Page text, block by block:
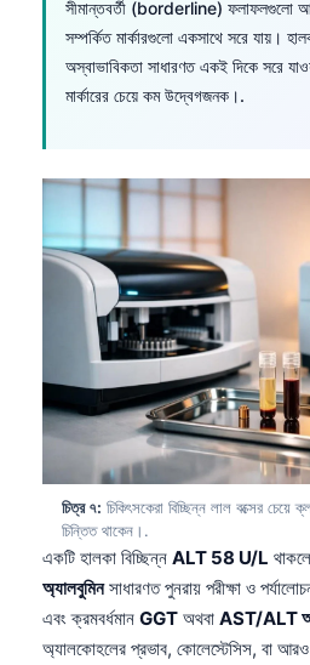
সীমান্তবর্তী (borderline) ফলাফলগুলো
সম্পর্কিত মার্কারগুলো একসাথে সরে যায়।
অস্বাভাবিকতা সাধারণত একই দিকে সরে
মার্কারের চেয়ে কম উদ্বেগজনক।.
চিত্র ৭: চিকিৎসকেরা বিচ্ছিন্ন লাল বক্সের চেয়ে
চিন্তিত থাকেন।.
একটি হালকা বিচ্ছিন্ন ALT 58 U/L থাকলে
অ্যালবুমিনসাধারণত পুনরায় পরীক্ষা ও
এবং ক্রমবর্ধমান GGT অথবা AST/ALT
অ্যালকোহলের প্রভাব, কোলেস্টেসিস, বা আরও